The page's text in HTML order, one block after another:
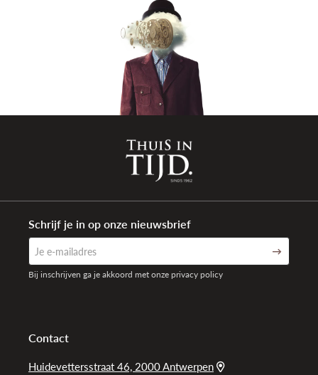
2 jaar internationaal
Contact
Huidevettersstraat 46, 2000 Antwerpen
Schrijf je in op onze nieuwsbrief
Bij inschrijven ga je akkoord met onze privacy policy